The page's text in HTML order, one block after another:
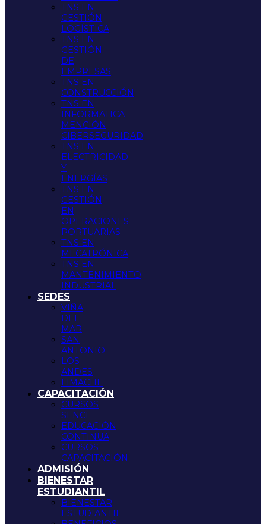
TNS EN
GESTIÓN
LOGÍSTICA
TNS EN
GESTIÓN
DE
EMPRESAS
TNS EN
CONSTRUCCIÓN
TNS EN
INFORMATICA
MENCIÓN
CIBERSEGURIDAD
TNS EN
ELECTRICIDAD
Y
ENERGÍAS
TNS EN
GESTIÓN
EN
OPERACIONES
PORTUARIAS
TNS EN
MECATRÓNICA
TNS EN
MANTENIMIENTO
INDUSTRIAL
SEDES
VIÑA
DEL
MAR
SAN
ANTONIO
LOS
ANDES
LIMACHE
CAPACITACIÓN
CURSOS
SENCE
EDUCACIÓN
CONTINUA
CURSOS
CAPACITACIÓN
ADMISIÓN
BIENESTAR
ESTUDIANTIL
BIENESTAR
ESTUDIANTIL